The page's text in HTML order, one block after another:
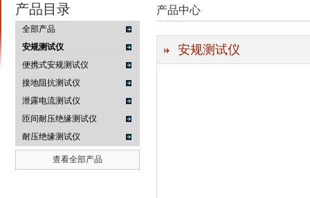
产品目录
全部产品
安规测试仪
便携式安规测试仪
接地阻抗测试仪
泄露电流测试仪
匝间耐压绝缘测试仪
耐压绝缘测试仪
查看全部产品
产品中心
安规测试仪